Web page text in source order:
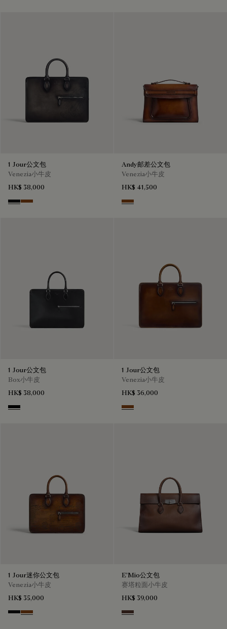
1 Jour公文包
Venezia小牛皮
HK$ 38,000
Nero Grigio
Cacao Intenso
Andy邮差公文包
Venezia小牛皮
HK$ 41,500
Cacao Intenso
1 Jour公文包
Box小牛皮
HK$ 38,000
Black
1 Jour公文包
Venezia小牛皮
HK$ 36,000
Cacao Intenso
1 Jour迷你公文包
Venezia小牛皮
HK$ 35,000
Nero Grigio
Cacao Intenso
E'Mio公文包
赛塔粒面小牛皮
HK$ 39,000
Soft Brown